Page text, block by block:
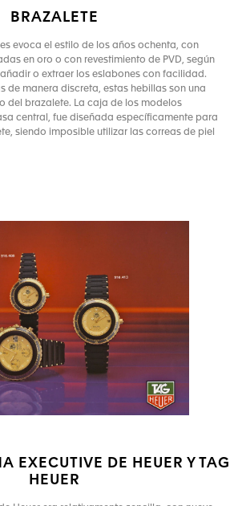
BRAZALETE
evoca el estilo de los años ochenta, con
en oro o con revestimiento de PVD, según
o extraer los eslabones con facilidad.
de manera discreta, estas hebillas son una
del brazalete. La caja de los modelos
central, fue diseñada específicamente para
siendo imposible utilizar las correas de piel
EXECUTIVE DE HEUER Y TAG
HEUER